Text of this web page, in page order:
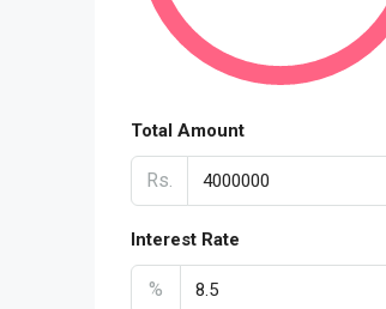
Total Amount
Rs.
Interest Rate
%